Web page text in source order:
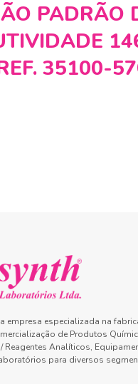
PADRÃO
35100-
empresa especializada na
de Produtos
Reagentes Analíticos,
para diversos